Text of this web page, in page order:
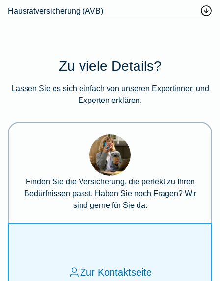
Hausratversicherung (AVB)
Zu viele Details?
Lassen Sie es sich einfach von unseren Expertinnen und
Experten erklären.
Finden Sie die Versicherung, die perfekt zu Ihren
Bedürfnissen passt. Haben Sie noch Fragen? Wir
sind gerne für Sie da.
Zur Kontaktseite